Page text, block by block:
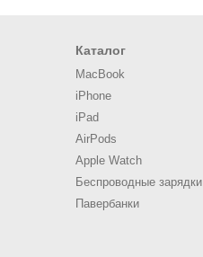
Каталог
MacBook
iPhone
iPad
AirPods
Apple Watch
Беспроводные зарядки
Павербанки